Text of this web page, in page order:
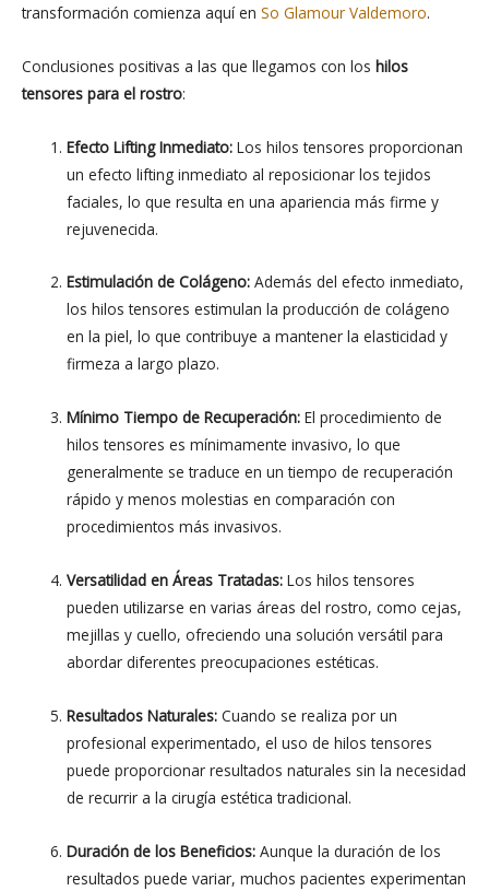
transformación comienza aquí en So Glamour Valdemoro.
Conclusiones positivas a las que llegamos con los hilos
tensores para el rostro:
Efecto Lifting Inmediato: Los hilos tensores proporcionan
un efecto lifting inmediato al reposicionar los tejidos
faciales, lo que resulta en una apariencia más firme y
rejuvenecida.
Estimulación de Colágeno: Además del efecto inmediato,
los hilos tensores estimulan la producción de colágeno
en la piel, lo que contribuye a mantener la elasticidad y
firmeza a largo plazo.
Mínimo Tiempo de Recuperación: El procedimiento de
hilos tensores es mínimamente invasivo, lo que
generalmente se traduce en un tiempo de recuperación
rápido y menos molestias en comparación con
procedimientos más invasivos.
Versatilidad en Áreas Tratadas: Los hilos tensores
pueden utilizarse en varias áreas del rostro, como cejas,
mejillas y cuello, ofreciendo una solución versátil para
abordar diferentes preocupaciones estéticas.
Resultados Naturales: Cuando se realiza por un
profesional experimentado, el uso de hilos tensores
puede proporcionar resultados naturales sin la necesidad
de recurrir a la cirugía estética tradicional.
Duración de los Beneficios: Aunque la duración de los
resultados puede variar, muchos pacientes experimentan